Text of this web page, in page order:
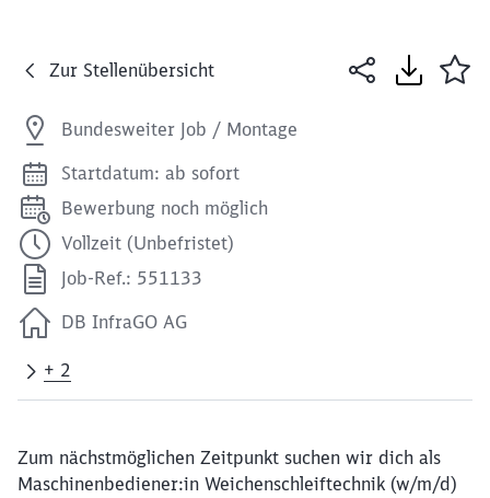
Zur Stellenübersicht
Bundesweiter Job / Montage
Startdatum: ab sofort
Bewerbung noch möglich
Vollzeit (Unbefristet)
Job-Ref.: 551133
DB InfraGO AG
+ 2
Zum nächstmöglichen Zeitpunkt suchen wir dich als
Maschinenbediener:in Weichenschleiftechnik (w/m/d)